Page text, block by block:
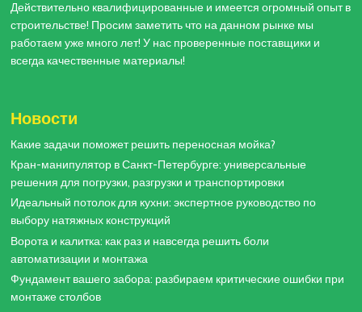
Действительно квалифицированные и имеется огромный опыт в
строительстве! Просим заметить что на данном рынке мы
работаем уже много лет! У нас проверенные поставщики и
всегда качественные материалы!
Новости
Какие задачи поможет решить переносная мойка?
Кран-манипулятор в Санкт-Петербурге: универсальные
решения для погрузки, разгрузки и транспортировки
Идеальный потолок для кухни: экспертное руководство по
выбору натяжных конструкций
Ворота и калитка: как раз и навсегда решить боли
автоматизации и монтажа
Фундамент вашего забора: разбираем критические ошибки при
монтаже столбов